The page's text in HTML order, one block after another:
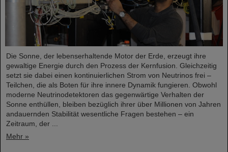
Die Sonne, der lebenserhaltende Motor der Erde, erzeugt ihre
gewaltige Energie durch den Prozess der Kernfusion. Gleichzeitig
setzt sie dabei einen kontinuierlichen Strom von Neutrinos frei –
Teilchen, die als Boten für ihre innere Dynamik fungieren. Obwohl
moderne Neutrinodetektoren das gegenwärtige Verhalten der
Sonne enthüllen, bleiben bezüglich ihrer über Millionen von Jahren
andauernden Stabilität wesentliche Fragen bestehen – ein
Zeitraum, der ...
Mehr »